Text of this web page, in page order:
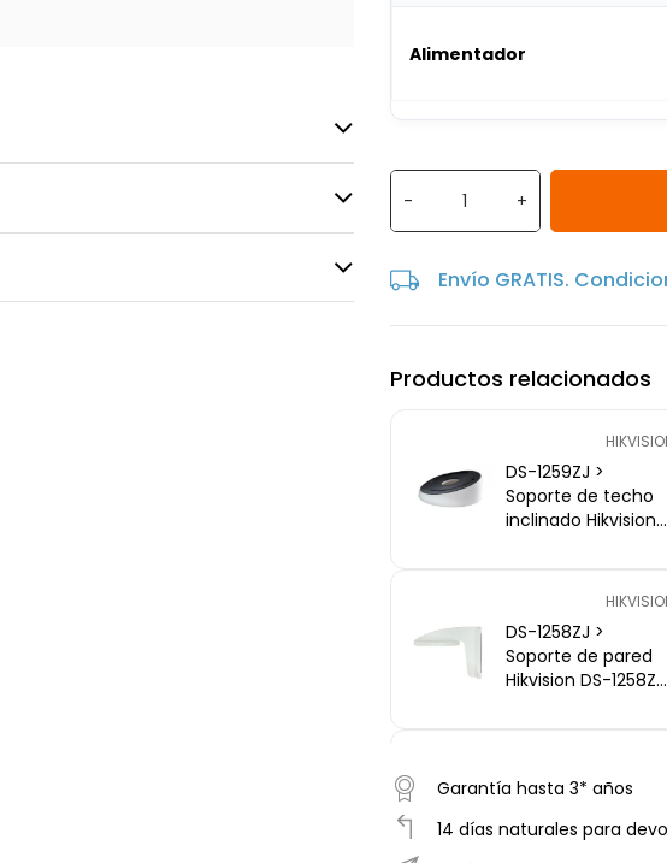
Alimentador
- +
Envío GRATIS.
Productos relacionados
DS-1259ZJ >
Soporte de techo
inclinado Hikvision
extensión 200 mm,
interior/exterior,
compatib
DS-1258ZJ >
Soporte de pared
Hikvision DS-1258ZJ
compatible domos
fijos
DS-1250ZJ >
Hikvision DS-1250ZJ
Garantía hasta 3* años
14 días naturales para